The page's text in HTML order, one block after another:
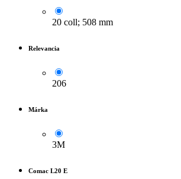
20 coll; 508 mm
Relevancia
206
Márka
3M
Comac L20 E